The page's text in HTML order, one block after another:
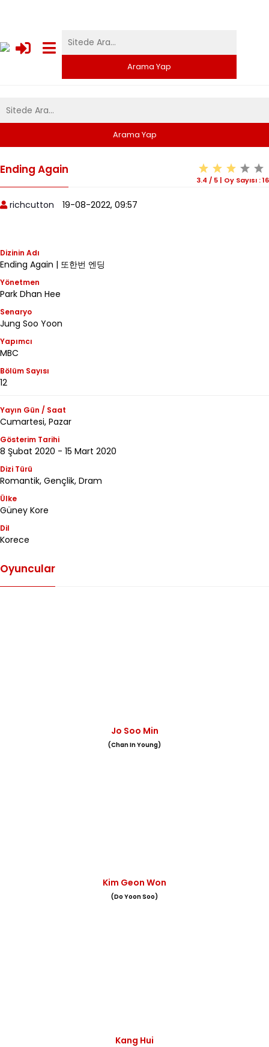
Ending Again
3.4 / 5 | Oy Sayısı :16
richcutton 19-08-2022, 09:57
Dizinin Adı
Ending Again | 또한번 엔딩
Yönetmen
Park Dhan Hee
Senaryo
Jung Soo Yoon
Yapımcı
MBC
Bölüm Sayısı
12
Yayın Gün / Saat
Cumartesi, Pazar
Gösterim Tarihi
8 Şubat 2020 - 15 Mart 2020
Dizi Türü
Romantik, Gençlik, Dram
Ülke
Güney Kore
Dil
Korece
Oyuncular
Jo Soo Min
(Chan In Young)
Kim Geon Won
(Do Yoon Soo)
Kang Hui